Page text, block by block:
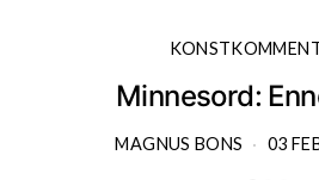
Minnesord:
MAGNUS BONS 03